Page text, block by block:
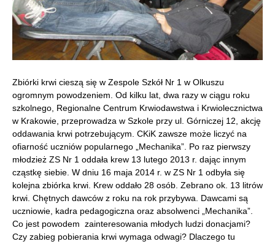
Zbiórki krwi cieszą się w Zespole Szkół Nr 1 w Olkuszu
ogromnym powodzeniem. Od kilku lat, dwa razy w ciągu roku
szkolnego, Regionalne Centrum Krwiodawstwa i Krwiolecznictwa
w Krakowie, przeprowadza w Szkole przy ul. Górniczej 12, akcję
oddawania krwi potrzebującym. CKiK zawsze może liczyć na
ofiarność uczniów popularnego „Mechanika”. Po raz pierwszy
młodzież ZS Nr 1 oddała krew 13 lutego 2013 r. dając innym
cząstkę siebie. W dniu 16 maja 2014 r. w ZS Nr 1 odbyła się
kolejna zbiórka krwi. Krew oddało 28 osób. Zebrano ok. 13 litrów
krwi. Chętnych dawców z roku na rok przybywa. Dawcami są
uczniowie, kadra pedagogiczna oraz absolwenci „Mechanika”.
Co jest powodem zainteresowania młodych ludzi donacjami?
Czy zabieg pobierania krwi wymaga odwagi? Dlaczego tu